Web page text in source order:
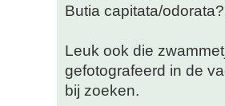
Butia capitata/odorata?
Leuk ook die
gefotografeerd in de
bij zoeken.